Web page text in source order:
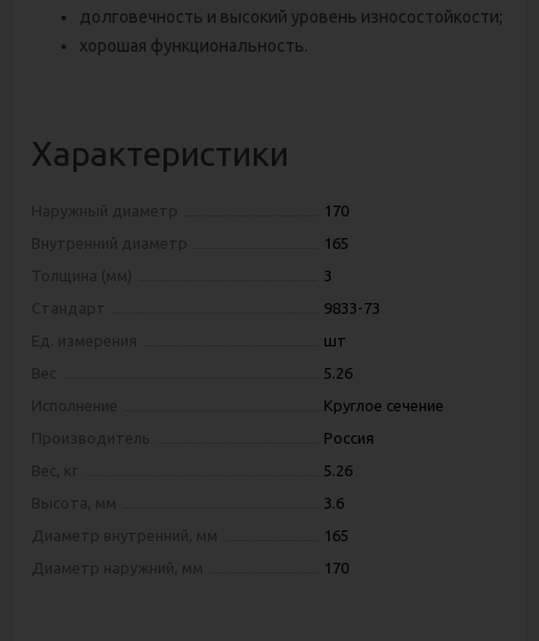
долговечность и высокий уровень износостойкости;
хорошая функциональность.
Характеристики
Наружный диаметр
170
Внутренний диаметр
165
Толщина (мм)
3
Стандарт
9833-73
Ед. измерения
шт
Вес
5.26
Исполнение
Круглое сечение
Производитель
Россия
Вес, кг
5.26
Высота, мм
3.6
Диаметр внутренний, мм
165
Диаметр наружний, мм
170